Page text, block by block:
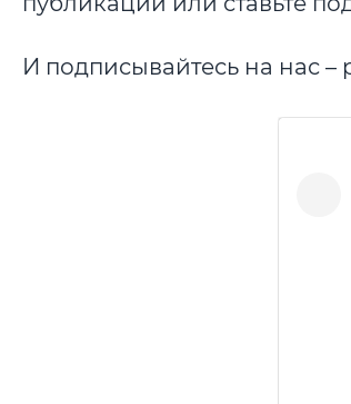
И подписывайтесь на нас –